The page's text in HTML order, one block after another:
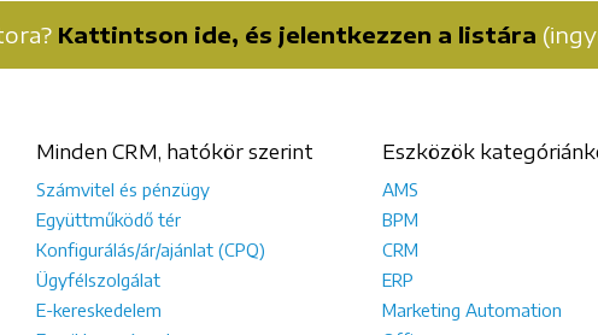
Kattintson ide, és jelentkezzen a listára
Minden CRM, hatókör szerint
Számvitel és pénzügy
Együttműködő tér
Konfigurálás/ár/ajánlat (CPQ)
Ügyfélszolgálat
E-kereskedelem
Eszközök
AMS
BPM
CRM
ERP
Marketing Automation